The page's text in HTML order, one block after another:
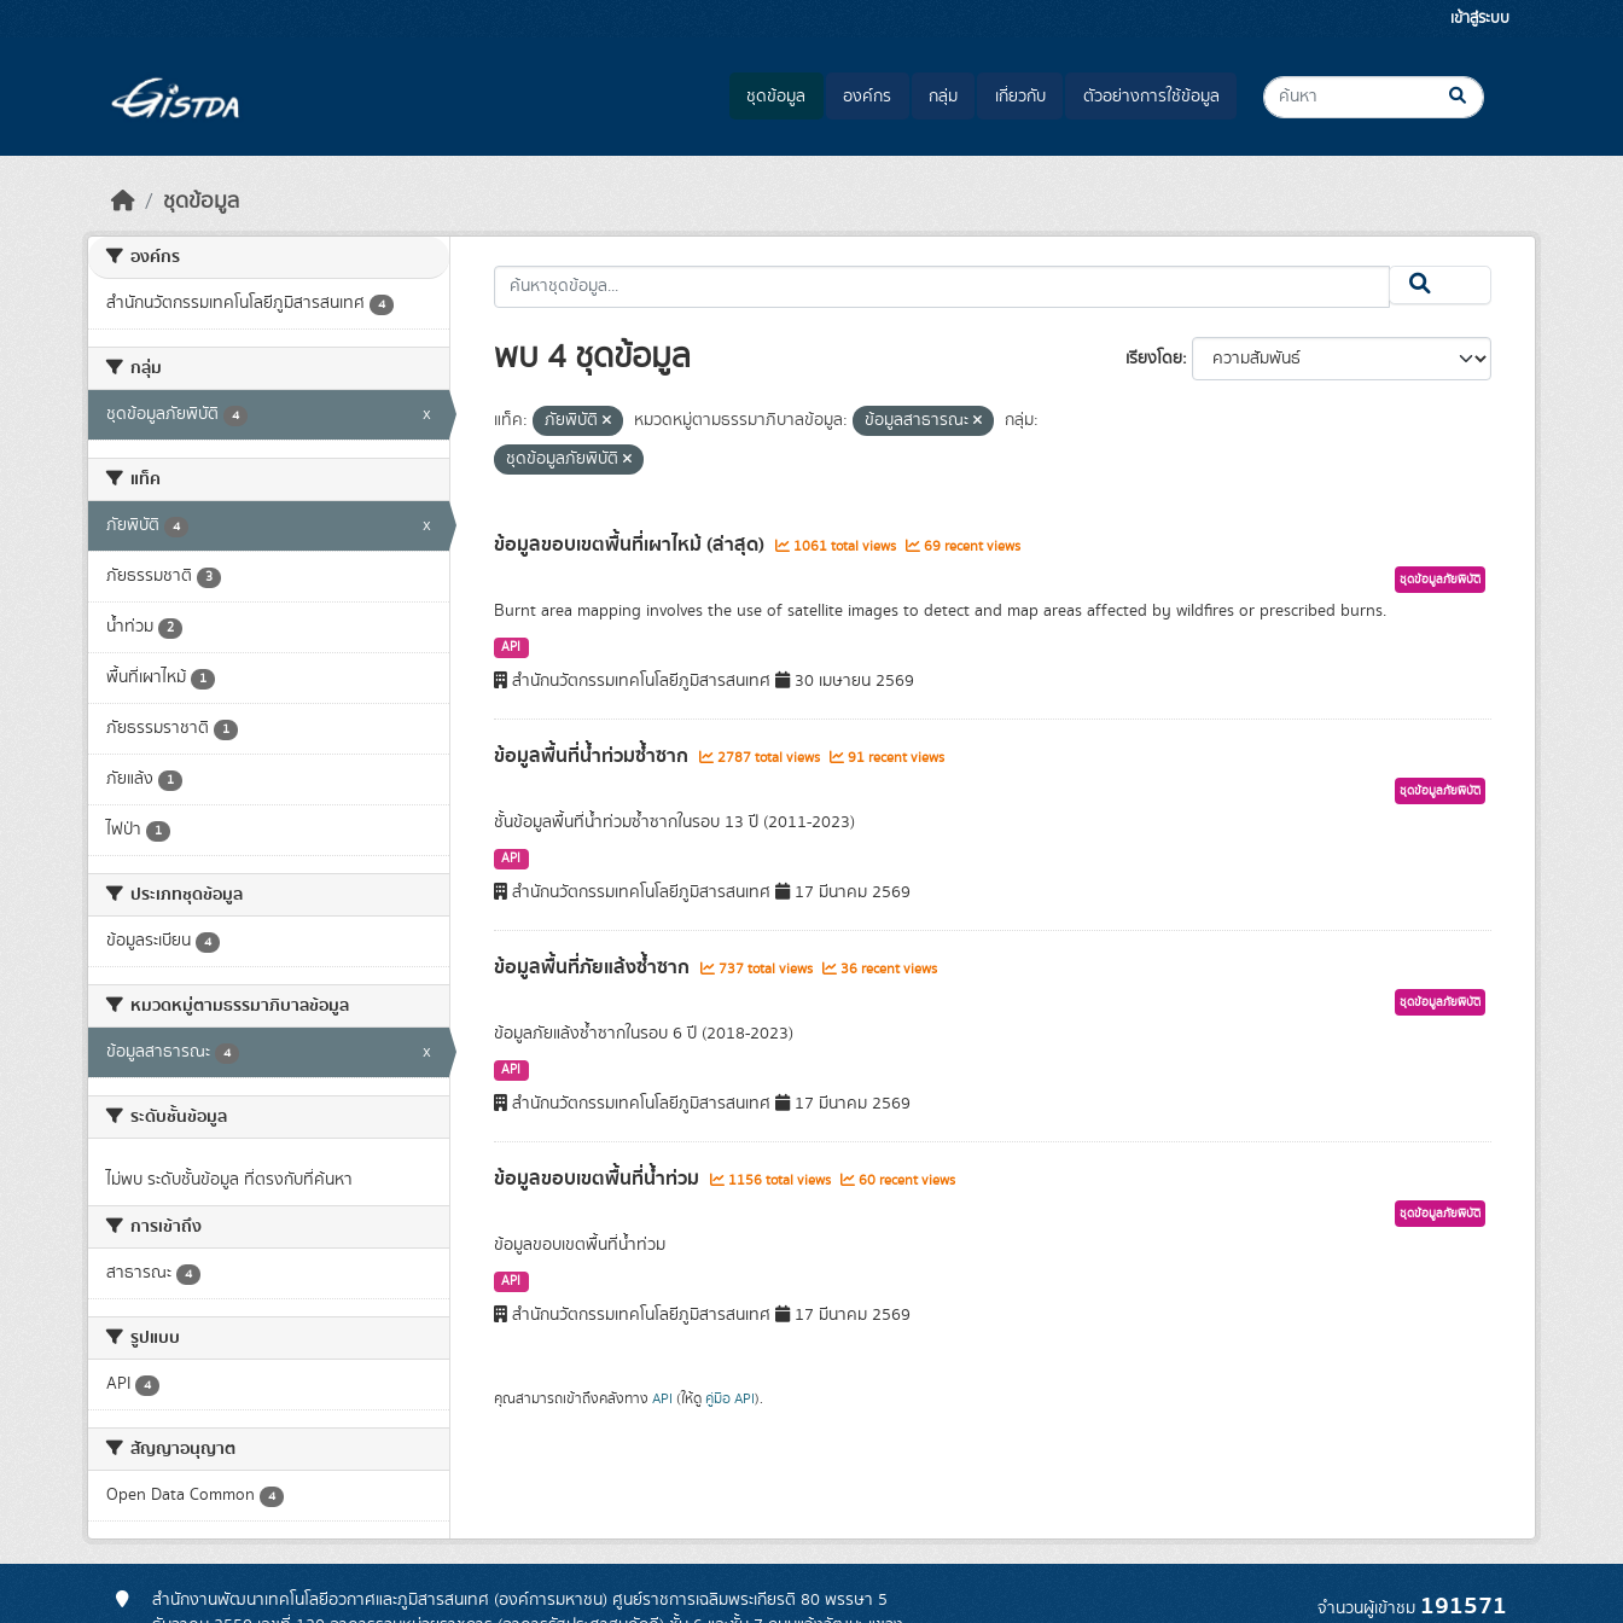
เข้าสู่ระบบ
ชุดข้อมูล องค์กร กลุ่ม เกี่ยวกับ ตัวอย่างการใช้ข้อมูล
ชุดข้อมูล
องค์กร
สำนักนวัตกรรมเทคโนโลยีภูมิสารสนเทศ 4
กลุ่ม
ชุดข้อมูลภัยพิบัติ 4 x
แท็ค
ภัยพิบัติ 4 x
ภัยธรรมชาติ 3
น้ำท่วม 2
พื้นที่เผาไหม้ 1
ภัยธรรมราชาติ 1
ภัยแล้ง 1
ไฟป่า 1
ประเภทชุดข้อมูล
ข้อมูลระเบียน 4
หมวดหมู่ตามธรรมาภิบาลข้อมูล
ข้อมูลสาธารณะ 4 x
ระดับชั้นข้อมูล
ไม่พบ ระดับชั้นข้อมูล ที่ตรงกับที่ค้นหา
การเข้าถึง
สาธารณะ 4
รูปแบบ
API 4
สัญญาอนุญาต
Open Data Common 4
เรียงโดย
พบ 4 ชุดข้อมูล
แท็ค: ภัยพิบัติ หมวดหมู่ตามธรรมาภิบาลข้อมูล: ข้อมูลสาธารณะ
กลุ่ม:
ชุดข้อมูลภัยพิบัติ
ข้อมูลขอบเขตพื้นที่เผาไหม้ (ล่าสุด) 1061 total views 69 recent views
ชุดข้อมูลภัยพิบัติ
Burnt area mapping involves the use of satellite images to detect and map areas affected by wildfires or prescribed burns.
API
สำนักนวัตกรรมเทคโนโลยีภูมิสารสนเทศ 30 เมษายน 2569
ข้อมูลพื้นที่น้ำท่วมซ้ำซาก 2787 total views 91 recent views
ชุดข้อมูลภัยพิบัติ
ชั้นข้อมูลพื้นที่น้ำท่วมซ้ำซากในรอบ 13 ปี (2011-2023)
API
สำนักนวัตกรรมเทคโนโลยีภูมิสารสนเทศ 17 มีนาคม 2569
ข้อมูลพื้นที่ภัยแล้งซ้ำซาก 737 total views 36 recent views
ชุดข้อมูลภัยพิบัติ
ข้อมูลภัยแล้งซ้ำซากในรอบ 6 ปี (2018-2023)
API
สำนักนวัตกรรมเทคโนโลยีภูมิสารสนเทศ 17 มีนาคม 2569
ข้อมูลขอบเขตพื้นที่น้ำท่วม 1156 total views 60 recent views
ชุดข้อมูลภัยพิบัติ
ข้อมูลขอบเขตพื้นที่น้ำท่วม
API
สำนักนวัตกรรมเทคโนโลยีภูมิสารสนเทศ 17 มีนาคม 2569
คุณสามารถเข้าถึงคลังทาง API (ให้ดู คู่มือ API).
สำนักงานพัฒนาเทคโนโลยีอวกาศและภูมิสารสนเทศ (องค์การมหาชน) ศูนย์ราชการเฉลิมพระเกียรติ 80 พรรษา 5
จำนวนผู้เข้าชม 191571